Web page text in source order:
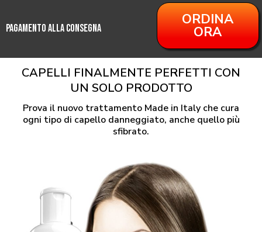
PAGAMENTO ALLA CONSEGNA
ORDINA
ORA
CAPELLI FINALMENTE PERFETTI CON
UN SOLO PRODOTTO
Prova il nuovo trattamento Made in Italy che cura
ogni tipo di capello danneggiato, anche quello più
sfibrato.